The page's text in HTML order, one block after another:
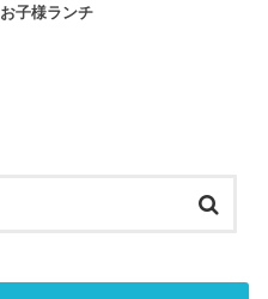
お子様ランチ